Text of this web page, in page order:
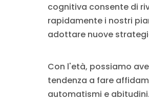
cognitiva consente di
rapidamente i nostri
adottare nuove
Con l'età, possiamo
tendenza a fare
automatismi e